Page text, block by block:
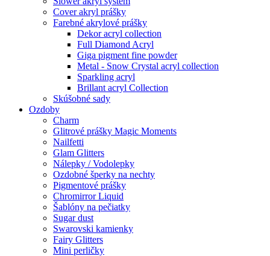
Cover akryl prášky
Farebné akrylové prášky
Dekor acryl collection
Full Diamond Acryl
Giga pigment fine powder
Metal - Snow Crystal acryl collection
Sparkling acryl
Brillant acryl Collection
Skúšobné sady
Ozdoby
Charm
Glitrové prášky Magic Moments
Nailfetti
Glam Glitters
Nálepky / Vodolepky
Ozdobné šperky na nechty
Pigmentové prášky
Chromirror Liquid
Šablóny na pečiatky
Sugar dust
Swarovski kamienky
Fairy Glitters
Mini perličky